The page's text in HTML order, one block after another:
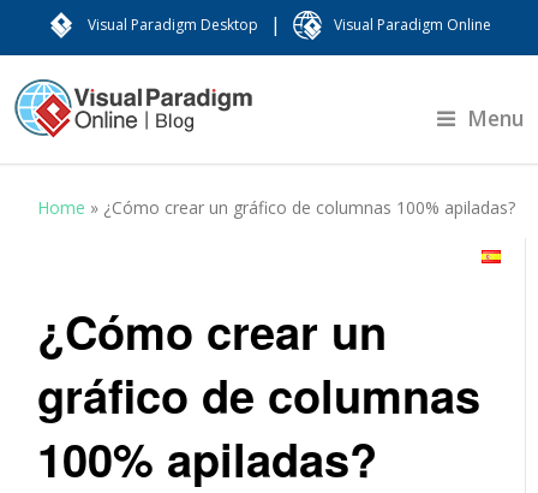
Visual Paradigm Desktop | Visual Paradigm Online
Menu
Home » ¿Cómo crear un gráfico de columnas 100% apiladas?
¿Cómo crear un
gráfico de columnas
100% apiladas?